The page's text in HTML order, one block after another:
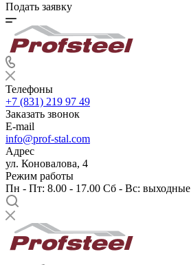
Подать заявку
Телефоны
+7 (831) 219 97 49
Заказать звонок
E-mail
info@prof-stal.com
Адрес
ул. Коновалова, 4
Режим работы
Пн - Пт: 8.00 - 17.00 Сб - Вс: выходные